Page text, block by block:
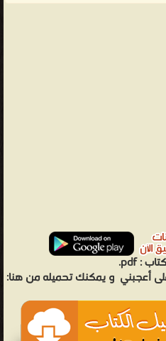
:
pdf.
أعجبني و يمكنك تحميله من هنا: